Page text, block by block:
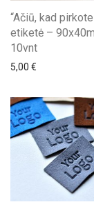
“Ačiū, kad
etiketė –
10vnt
5,00 €